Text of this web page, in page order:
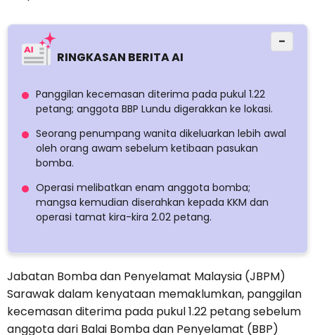
RINGKASAN BERITA AI
−
Panggilan kecemasan diterima pada pukul 1.22
petang; anggota BBP Lundu digerakkan ke lokasi.
Seorang penumpang wanita dikeluarkan lebih awal
oleh orang awam sebelum ketibaan pasukan
bomba.
Operasi melibatkan enam anggota bomba;
mangsa kemudian diserahkan kepada KKM dan
operasi tamat kira-kira 2.02 petang.
Jabatan Bomba dan Penyelamat Malaysia (JBPM)
Sarawak dalam kenyataan memaklumkan, panggilan
kecemasan diterima pada pukul 1.22 petang sebelum
anggota dari Balai Bomba dan Penyelamat (BBP)